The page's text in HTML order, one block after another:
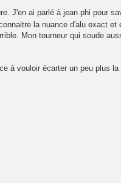
J'en ai parlé à jean phi pour
la nuance d'alu exact et
Mon tourneur qui soude
à vouloir écarter un peu plus la